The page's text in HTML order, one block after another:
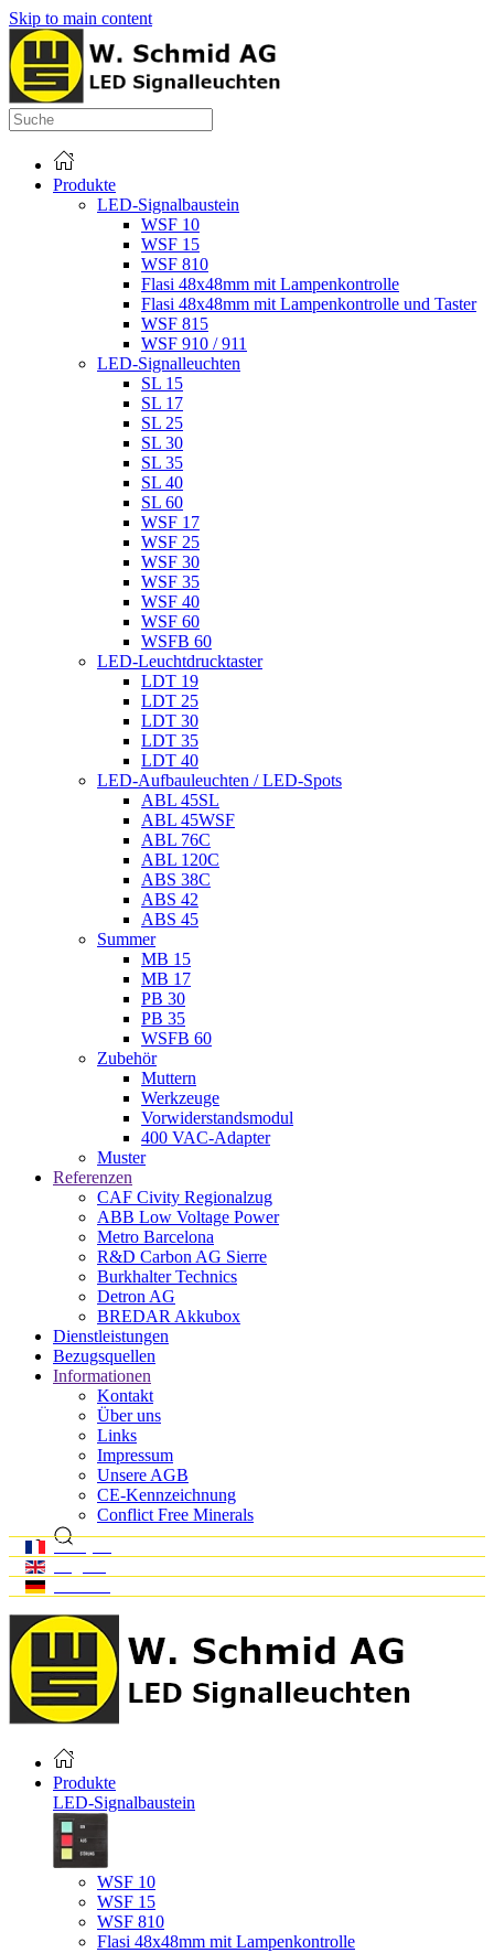
Skip to main content
Produkte
LED-Signalbaustein
WSF 10
WSF 15
WSF 810
Flasi 48x48mm mit Lampenkontrolle
Flasi 48x48mm mit Lampenkontrolle und Taster
WSF 815
WSF 910 / 911
LED-Signalleuchten
SL 15
SL 17
SL 25
SL 30
SL 35
SL 40
SL 60
WSF 17
WSF 25
WSF 30
WSF 35
WSF 40
WSF 60
WSFB 60
LED-Leuchtdrucktaster
LDT 19
LDT 25
LDT 30
LDT 35
LDT 40
LED-Aufbauleuchten / LED-Spots
ABL 45SL
ABL 45WSF
ABL 76C
ABL 120C
ABS 38C
ABS 42
ABS 45
Summer
MB 15
MB 17
PB 30
PB 35
WSFB 60
Zubehör
Muttern
Werkzeuge
Vorwiderstandsmodul
400 VAC-Adapter
Muster
Referenzen
CAF Civity Regionalzug
ABB Low Voltage Power
Metro Barcelona
R&D Carbon AG Sierre
Burkhalter Technics
Detron AG
BREDAR Akkubox
Dienstleistungen
Bezugsquellen
Informationen
Kontakt
Über uns
Links
Impressum
Unsere AGB
CE-Kennzeichnung
Conflict Free Minerals
Français
Produkte
LED-Signalbaustein
WSF 10
WSF 15
WSF 810
Flasi 48x48mm mit Lampenkontrolle